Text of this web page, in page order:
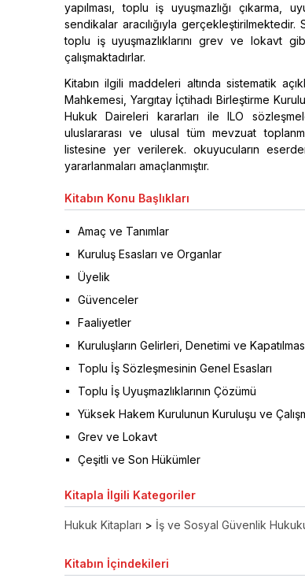
yapılması, toplu iş uyuşmazlığı çıkarma,
sendikalar aracılığıyla
toplu iş uyuşmazlıklarını grev ve lokavt
çalışmaktadırlar.
Kitabın ilgili maddeleri altında sistematik
Mahkemesi, Yargıtay İçtihadı Birleştirme
Hukuk Daireleri kararları ile ILO
uluslararası ve ulusal tüm mevzuat
listesine yer verilerek. okuyucuların
yararlanmaları amaçlanmıştır.
Kitabın Konu Başlıkları
Amaç ve Tanımlar
Kuruluş Esasları ve Organlar
Üyelik
Güvenceler
Faaliyetler
Kuruluşların Gelirleri, Denetimi ve
Toplu İş Sözleşmesinin Genel Esasları
Toplu İş Uyuşmazlıklarının Çözümü
Yüksek Hakem Kurulunun Kuruluşu ve
Grev ve Lokavt
Çeşitli ve Son Hükümler
Kitapla İlgili Kategoriler
Hukuk Kitapları > İş ve Sosyal Güvenlik
Kitabın İçindekileri